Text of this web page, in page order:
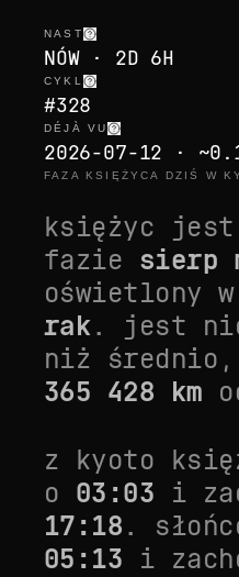
NAST
NÓW · 2D 6H
CYKL
#328
DÉJÀ VU
2026-07-12 ·
FAZA KSIĘŻYCA DZIŚ W
księżyc jest
fazie sierp
oświetlony w
rak. jest
niż średnio
365 428 km
z kyoto
o 03:03 i
17:18.
05:13 i